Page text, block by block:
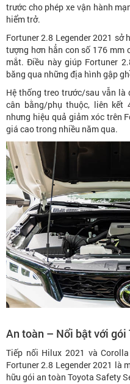
trước cho phép xe vận hành
hiểm trở.
Fortuner 2.8 Legender 2021 sở
tượng hơn hẳn con số 176 mm
mắt. Điều này giúp Fortuner
băng qua những địa hình gập
Hệ thống treo trước/sau vẫn là
cân bằng/phụ thuộc, liên kết
nhưng hiệu quả giảm xóc trên
giá cao trong nhiều năm qua.
An toàn – Nổi bật với gói
Tiếp nối Hilux 2021 và
Fortuner 2.8 Legender 2021 là
hữu gói an toàn Toyota Safety